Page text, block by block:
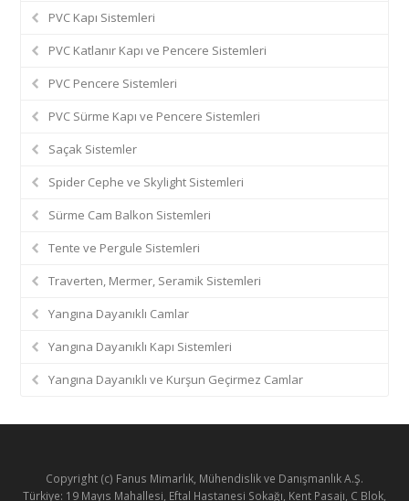
PVC Kapı Sistemleri
PVC Katlanır Kapı ve Pencere Sistemleri
PVC Pencere Sistemleri
PVC Sürme Kapı ve Pencere Sistemleri
Saçak Sistemler
Spider Cephe ve Skylight Sistemleri
Sürme Cam Balkon Sistemleri
Tente ve Pergule Sistemleri
Traverten, Mermer, Seramik Sistemleri
Yangına Dayanıklı Camlar
Yangına Dayanıklı Kapı Sistemleri
Yangına Dayanıklı ve Kurşun Geçirmez Camlar
Copyright (c) Fanus Mimarlık, Mühendislik ve Danışmanlık A.Ş.
Türkiye: 19 Mayıs Mahallesi, Eftal Hastanesi Sokağı, Kent Pasajı, C Blok,